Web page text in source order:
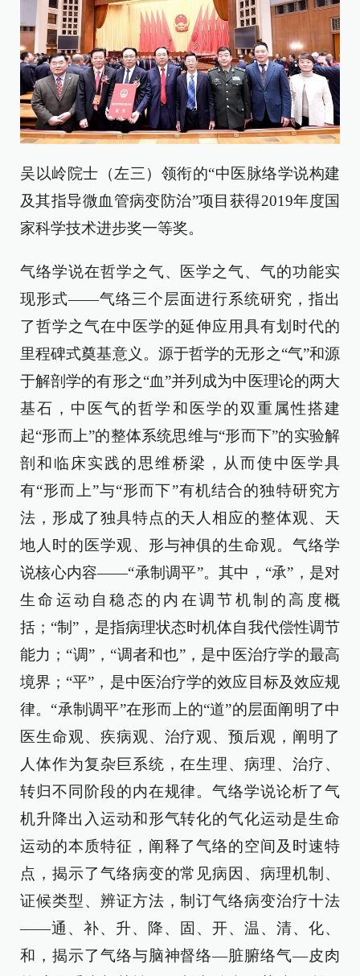
吴以岭院士（左三）领衔的“中医脉络学说构建
及其指导微血管病变防治”项目获得2019年度国
家科学技术进步奖一等奖。
气络学说在哲学之气、医学之气、气的功能实
现形式——气络三个层面进行系统研究，指出
了哲学之气在中医学的延伸应用具有划时代的
里程碑式奠基意义。源于哲学的无形之“气”和源
于解剖学的有形之“血”并列成为中医理论的两大
基石，中医气的哲学和医学的双重属性搭建
起“形而上”的整体系统思维与“形而下”的实验解
剖和临床实践的思维桥梁，从而使中医学具
有“形而上”与“形而下”有机结合的独特研究方
法，形成了独具特点的天人相应的整体观、天
地人时的医学观、形与神俱的生命观。气络学
说核心内容——“承制调平”。其中，“承”，是对
生命运动自稳态的内在调节机制的高度概
括；“制”，是指病理状态时机体自我代偿性调节
能力；“调”，“调者和也”，是中医治疗学的最高
境界；“平”，是中医治疗学的效应目标及效应规
律。“承制调平”在形而上的“道”的层面阐明了中
医生命观、疾病观、治疗观、预后观，阐明了
人体作为复杂巨系统，在生理、病理、治疗、
转归不同阶段的内在规律。气络学说论析了气
机升降出入运动和形气转化的气化运动是生命
运动的本质特征，阐释了气络的空间及时速特
点，揭示了气络病变的常见病因、病理机制、
证候类型、辨证方法，制订气络病变治疗十法
——通、补、升、降、固、开、温、清、化、
和，揭示了气络与脑神督络—脏腑络气—皮肉